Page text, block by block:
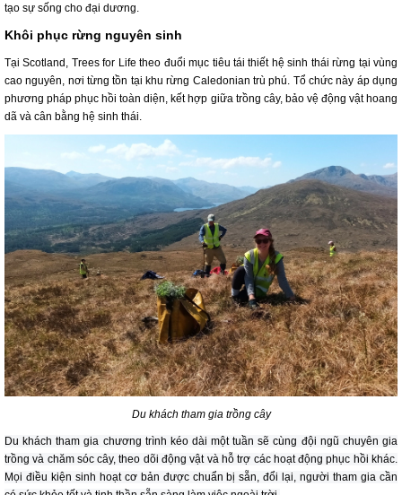
tạo sự sống cho đại dương.
Khôi phục rừng nguyên sinh
Tại Scotland, Trees for Life theo đuổi mục tiêu tái thiết hệ sinh thái rừng tại vùng
cao nguyên, nơi từng tồn tại khu rừng Caledonian trù phú. Tổ chức này áp dụng
phương pháp phục hồi toàn diện, kết hợp giữa trồng cây, bảo vệ động vật hoang
dã và cân bằng hệ sinh thái.
Du khách tham gia trồng cây
Du khách tham gia chương trình kéo dài một tuần sẽ cùng đội ngũ chuyên gia
trồng và chăm sóc cây, theo dõi động vật và hỗ trợ các hoạt động phục hồi khác.
Mọi điều kiện sinh hoạt cơ bản được chuẩn bị sẵn, đổi lại, người tham gia cần